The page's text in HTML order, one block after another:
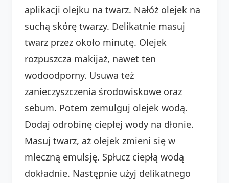
aplikacji olejku na twarz. Nałóż olejek na
suchą skórę twarzy. Delikatnie masuj
twarz przez około minutę. Olejek
rozpuszcza makijaż, nawet ten
wodoodporny. Usuwa też
zanieczyszczenia środowiskowe oraz
sebum. Potem zemulguj olejek wodą.
Dodaj odrobinę ciepłej wody na dłonie.
Masuj twarz, aż olejek zmieni się w
mleczną emulsję. Spłucz ciepłą wodą
dokładnie. Następnie użyj delikatnego